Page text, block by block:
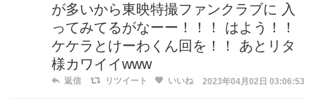
が多いから東映特撮ファンクラブに 入
ってみてるがなーー！！！ はよう！！
ケケラとけーわくん回を！！ あとリタ
様カワイイwww
返信 リツイート いいね 2023年04月02日 03:06:53